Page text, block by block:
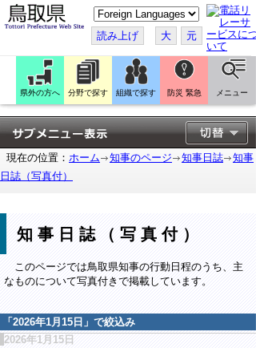
こ
の
ペ
ー
ジ
翻
訳
す
る
読み上げ 大 元
県外の方へ 分野で探す 組織で探す 防災 緊急 メニュー
現在の位置： ホーム 知事のページ 知事日誌
知事
日誌（写真付）
知事日誌（写真付）
このページでは鳥取県知事の行動日程のうち、主
なものについて写真付きで掲載しています。
「 2026年1月15日 」で絞込み
2026年1月15日